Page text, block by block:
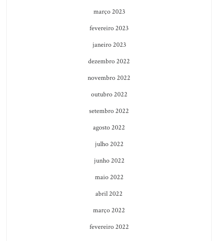
março 2023
fevereiro 2023
janeiro 2023
dezembro 2022
novembro 2022
outubro 2022
setembro 2022
agosto 2022
julho 2022
junho 2022
maio 2022
abril 2022
março 2022
fevereiro 2022